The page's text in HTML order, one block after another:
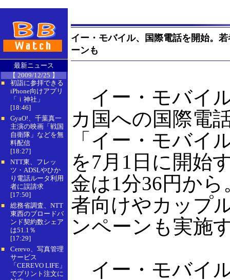
最新ニュース
【 2009/12/25 】
■
初詣に参拝できる
iPhone向けアプリ
「ｉ神社」
[18:46]
■
GyaO!、千葉真一
主演の映画「戦国
自衛隊」などを無
料配信
[18:27]
■
NTT東、フレッ
ツ・ADSLやひか
り電話ルータ利用
者に誤請求
[17:50]
■
総務省調査、NTT
東西のブロードバ
ンド契約数シェア
は51.1％
[17:29]
■
Cerevo、写真管理
サービス
「CEREVO LIFE」
でプリント注文に
イー・モバイル、国際電話を開始。
ーンも
イー・モバイ
カ国への国際電
「イー・モバイ
を7月1日に開始
金は1分36円か
者向けやカップ
ンペーンも実施
イー・モバイ